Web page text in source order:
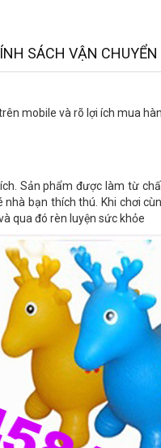
SÁCH VẬN CHUYỂN
mobile và rõ lợi ích mua
Sản phẩm được làm từ
bạn thích thú. Khi chơi
qua đó rèn luyện sức khỏe